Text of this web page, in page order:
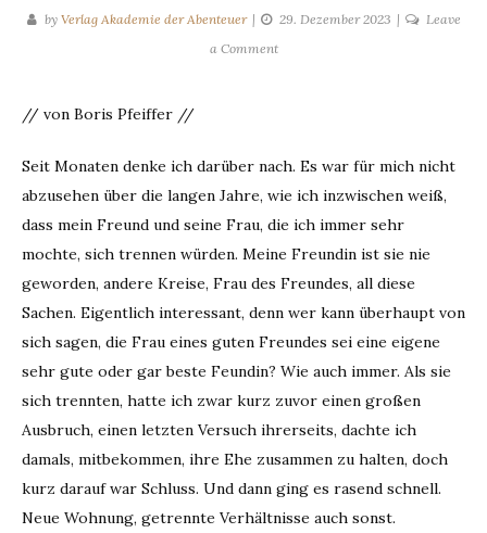
by Verlag Akademie der Abenteuer 29. Dezember 2023
Leave
a Commenton
// von Boris Pfeiffer //
Seit Monaten denke ich darüber nach. Es war für mich nicht
abzusehen über die langen Jahre, wie ich inzwischen weiß,
dass mein Freund und seine Frau, die ich immer sehr
mochte, sich trennen würden. Meine Freundin ist sie nie
geworden, andere Kreise, Frau des Freundes, all diese
Sachen. Eigentlich interessant, denn wer kann überhaupt von
sich sagen, die Frau eines guten Freundes sei eine eigene
sehr gute oder gar beste Feundin? Wie auch immer. Als sie
sich trennten, hatte ich zwar kurz zuvor einen großen
Ausbruch, einen letzten Versuch ihrerseits, dachte ich
damals, mitbekommen, ihre Ehe zusammen zu halten, doch
kurz darauf war Schluss. Und dann ging es rasend schnell.
Neue Wohnung, getrennte Verhältnisse auch sonst.